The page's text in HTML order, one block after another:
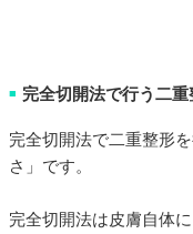
■ 完全切開法で行う二
完全切開法で二重整形
さ」です。
完全切開法は皮膚自体